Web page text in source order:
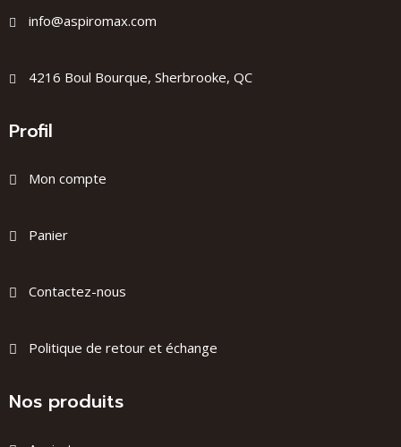
info@aspiromax.com
4216 Boul Bourque, Sherbrooke, QC
Profil
Mon compte
Panier
Contactez-nous
Politique de retour et échange
Nos produits